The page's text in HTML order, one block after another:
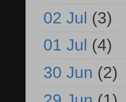
02 Jul (3)
01 Jul (4)
30 Jun (2)